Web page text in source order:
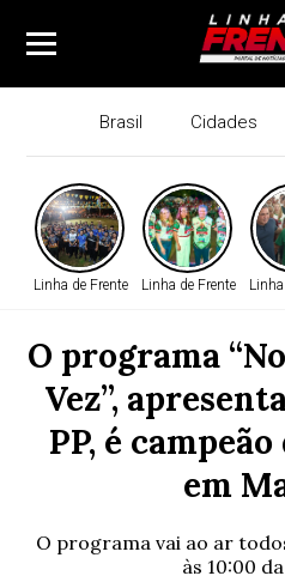
Brasil Cidades
Linha de Frente Linha de Frente
O programa
Vez”,
PP, é
em
O programa vai ao ar
às 10:00